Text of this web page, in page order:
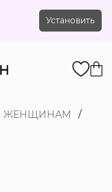
Установить
ЖЕНЩИНАМ